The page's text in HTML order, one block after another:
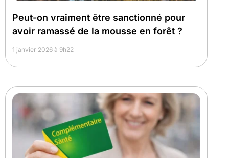
Peut-on vraiment être sanctionné pour
avoir ramassé de la mousse en forêt ?
1 janvier 2026 à 9h22